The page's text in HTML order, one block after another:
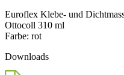
Euroflex Klebe- und
Ottocoll 310 ml
Farbe: rot
Downloads